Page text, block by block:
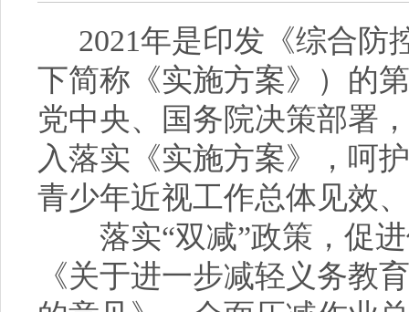
2021年是印发《综合防
下简称《实施方案》）的
党中央、国务院决策部署
入落实《实施方案》，呵
青少年近视工作总体见效
落实“双减”政策，促进
《关于进一步减轻义务教